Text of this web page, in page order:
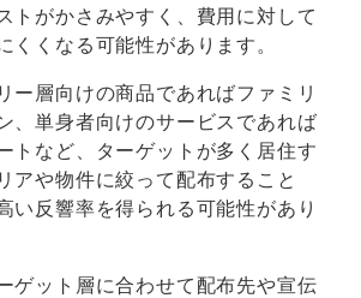
トがかさみやすく、費用に対して
くくなる可能性があります。
ー層向けの商品であればファミリ
、単身者向けのサービスであれば
トなど、ターゲットが多く居住す
アや物件に絞って配布すること
い反響率を得られる可能性があり
ゲット層に合わせて配布先や宣伝